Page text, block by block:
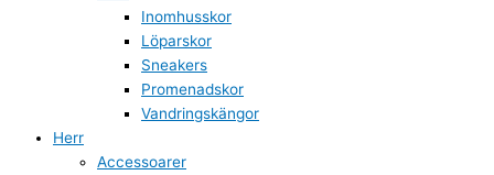
Inomhusskor
Löparskor
Sneakers
Promenadskor
Vandringskängor
Herr
Accessoarer